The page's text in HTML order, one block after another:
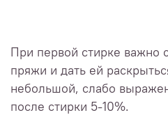
При первой стирке важно
пряжи и дать ей
небольшой, слабо
после стирки 5-10%.